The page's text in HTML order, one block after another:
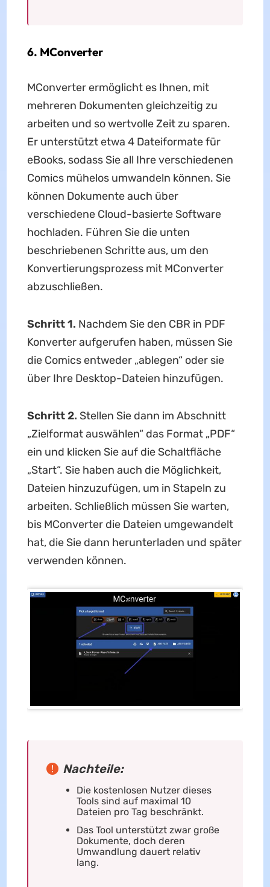
6. MConverter
MConverter ermöglicht es Ihnen, mit
mehreren Dokumenten gleichzeitig zu
arbeiten und so wertvolle Zeit zu sparen.
Er unterstützt etwa 4 Dateiformate für
eBooks, sodass Sie all Ihre verschiedenen
Comics mühelos umwandeln können. Sie
können Dokumente auch über
verschiedene Cloud-basierte Software
hochladen. Führen Sie die unten
beschriebenen Schritte aus, um den
Konvertierungsprozess mit MConverter
abzuschließen.
Schritt 1. Nachdem Sie den CBR in PDF
Konverter aufgerufen haben, müssen Sie
die Comics entweder „ablegen“ oder sie
über Ihre Desktop-Dateien hinzufügen.
Schritt 2. Stellen Sie dann im Abschnitt
„Zielformat auswählen“ das Format „PDF“
ein und klicken Sie auf die Schaltfläche
„Start“. Sie haben auch die Möglichkeit,
Dateien hinzuzufügen, um in Stapeln zu
arbeiten. Schließlich müssen Sie warten,
bis MConverter die Dateien umgewandelt
hat, die Sie dann herunterladen und später
verwenden können.
Nachteile:
Die kostenlosen Nutzer dieses
Tools sind auf maximal 10
Dateien pro Tag beschränkt.
Das Tool unterstützt zwar große
Dokumente, doch deren
Umwandlung dauert relativ
lang.